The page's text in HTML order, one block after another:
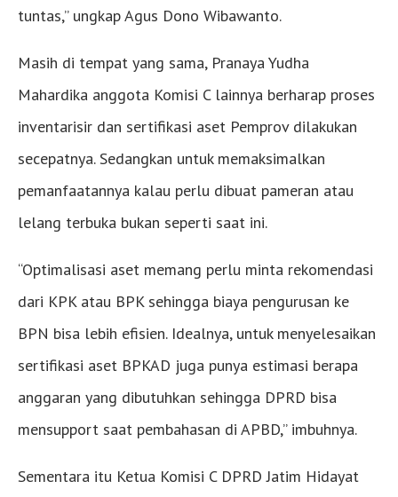
tuntas,” ungkap Agus Dono Wibawanto.
Masih di tempat yang sama, Pranaya Yudha
Mahardika anggota Komisi C lainnya berharap proses
inventarisir dan sertifikasi aset Pemprov dilakukan
secepatnya. Sedangkan untuk memaksimalkan
pemanfaatannya kalau perlu dibuat pameran atau
lelang terbuka bukan seperti saat ini.
“Optimalisasi aset memang perlu minta rekomendasi
dari KPK atau BPK sehingga biaya pengurusan ke
BPN bisa lebih efisien. Idealnya, untuk menyelesaikan
sertifikasi aset BPKAD juga punya estimasi berapa
anggaran yang dibutuhkan sehingga DPRD bisa
mensupport saat pembahasan di APBD,” imbuhnya.
Sementara itu Ketua Komisi C DPRD Jatim Hidayat